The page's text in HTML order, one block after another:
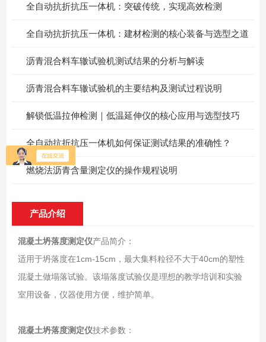
全自动抗折抗压一体机：突破传统，实现高效检测
全自动抗折抗压一体机：建材检测的核心装备与选型之道
沥青混合料车辙试验机测试结果的分析与解读
沥青混合料车辙试验机的主要结构及测试过程说明
解锁低温拉伸检测｜低温延伸仪的核心应用与选型技巧
全自动抗折抗压一体机如何保证测试结果的准确性？
燃烧法沥青含量测定仪的操作规程说明
产品介绍
混凝土坍落度测定仪产品简介：
适用于坍落度在1cm-15cm，最大集料粒径不大于40cm的塑性
混凝土做塌落试验。该塌落度试验仪是理想的教学培训和实验
室用设备，仪器使用方便，维护简单。
混凝土坍落度测定仪技术参数：